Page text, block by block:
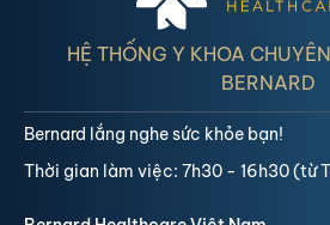
HỆ THỐNG Y KHOA
BERNARD
Bernard lắng nghe sức khỏe bạn!
Thời gian làm việc: 7h30 - 16h30 (từ